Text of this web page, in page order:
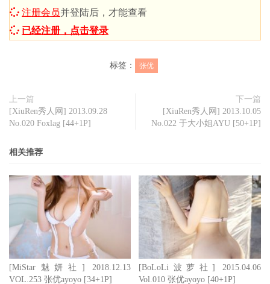
注册会员并登陆后，才能查看
已经注册，点击登录
标签： 张优
上一篇
[XiuRen秀人网] 2013.09.28
No.020 Foxlag [44+1P]
下一篇
[XiuRen秀人网] 2013.10.05
No.022 于大小姐AYU [50+1P]
相关推荐
[MiStar魅妍社] 2018.12.13
VOL.253 张优ayoyo [34+1P]
[BoLoLi波萝社] 2015.04.06
Vol.010 张优ayoyo [40+1P]